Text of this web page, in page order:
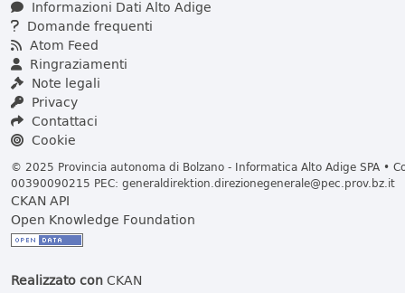
Informazioni Dati Alto Adige
Domande frequenti
Atom Feed
Ringraziamenti
Note legali
Privacy
Contattaci
Cookie
© 2025 Provincia autonoma di Bolzano - Informatica Alto Adige SPA •
00390090215 PEC: generaldirektion.direzionegenerale@pec.prov.bz.it
CKAN API
Open Knowledge Foundation
Realizzato conCKAN